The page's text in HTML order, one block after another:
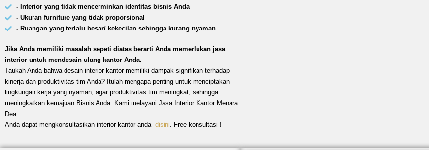
- Interior yang tidak mencerminkan identitas bisnis Anda
- Ukuran furniture yang tidak proporsional
- Ruangan yang terlalu besar/ kekecilan sehingga kurang nyaman
Jika Anda memiliki masalah sepeti diatas berarti Anda memerlukan jasa
interior untuk mendesain ulang kantor Anda.
Taukah Anda bahwa desain interior kantor memiliki dampak signifikan terhadap
kinerja dan produktivitas tim Anda? Itulah mengapa penting untuk menciptakan
lingkungan kerja yang nyaman, agar produktivitas tim meningkat, sehingga
meningkatkan kemajuan Bisnis Anda. Kami melayani Jasa Interior Kantor Menara
Dea
Anda dapat mengkonsultasikan interior kantor anda disini. Free konsultasi !